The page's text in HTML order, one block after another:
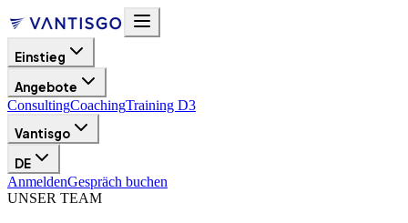
Einstieg
Angebote
ConsultingCoachingTraining D3
Vantisgo
DE
AnmeldenGespräch buchen
UNSER TEAM